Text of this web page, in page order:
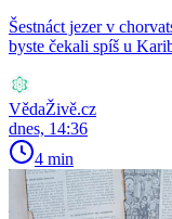
Šestnáct jezer v
byste čekali spíš u
VědaŽivě.cz
dnes, 14:36
4 min